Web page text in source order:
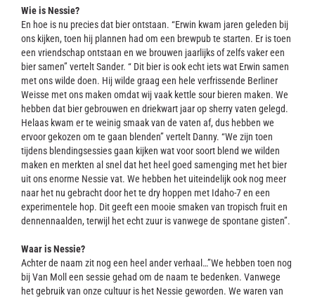
Wie is Nessie?
En hoe is nu precies dat bier ontstaan. “Erwin kwam jaren geleden bij
ons kijken, toen hij plannen had om een brewpub te starten. Er is toen
een vriendschap ontstaan en we brouwen jaarlijks of zelfs vaker een
bier samen” vertelt Sander. “ Dit bier is ook echt iets wat Erwin samen
met ons wilde doen. Hij wilde graag een hele verfrissende Berliner
Weisse met ons maken omdat wij vaak kettle sour bieren maken. We
hebben dat bier gebrouwen en driekwart jaar op sherry vaten gelegd.
Helaas kwam er te weinig smaak van de vaten af, dus hebben we
ervoor gekozen om te gaan blenden” vertelt Danny. “We zijn toen
tijdens blendingsessies gaan kijken wat voor soort blend we wilden
maken en merkten al snel dat het heel goed samenging met het bier
uit ons enorme Nessie vat. We hebben het uiteindelijk ook nog meer
naar het nu gebracht door het te dry hoppen met Idaho-7 en een
experimentele hop. Dit geeft een mooie smaken van tropisch fruit en
dennennaalden, terwijl het echt zuur is vanwege de spontane gisten”.
Waar is Nessie?
Achter de naam zit nog een heel ander verhaal…”We hebben toen nog
bij Van Moll een sessie gehad om de naam te bedenken. Vanwege
het gebruik van onze cultuur is het Nessie geworden. We waren van